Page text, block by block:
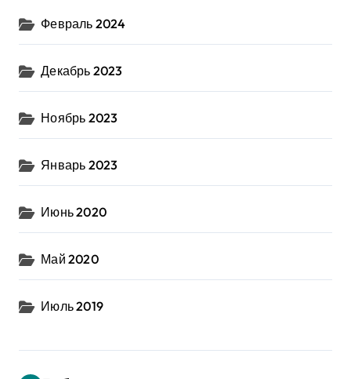
Февраль 2024
Декабрь 2023
Ноябрь 2023
Январь 2023
Июнь 2020
Май 2020
Июль 2019